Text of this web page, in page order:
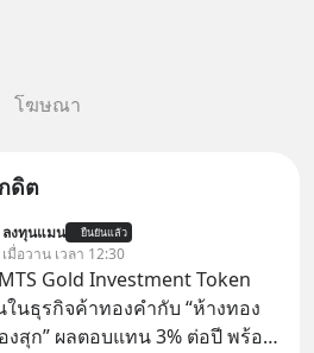
โฆษณา
ดิต
ลงทุนแมน ยืนยันแล้ว
เมื่อวาน เวลา 12:30
Gold Investment Token
ในธุรกิจค้าทองคำกับ “ห้างทอง
งสุก” ผลตอบแทน 3% ต่อปี พร้อม